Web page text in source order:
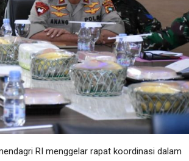
RI menggelar rapat koordinasi dalam